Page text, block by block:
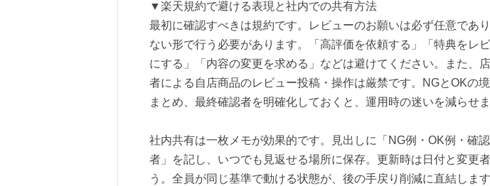
▼楽天規約で避ける表現と社内での共有方法
最初に確認すべきは規約です。レビューのお願いは必ず任意であ
ない形で行う必要があります。「高評価を依頼する」「特典をレ
にする」「内容の変更を求める」などは避けてください。また、
者による自店商品のレビュー投稿・操作は厳禁です。NGとOKの
まとめ、最終確認者を明確化しておくと、運用時の迷いを減らせま
社内共有は一枚メモが効果的です。見出しに「NG例・OK例・確
者」を記し、いつでも見返せる場所に保存。更新時は日付と変更
う。全員が同じ基準で動ける状態が、後の手戻り削減に直結します